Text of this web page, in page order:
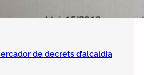
de decrets d’alcaldia